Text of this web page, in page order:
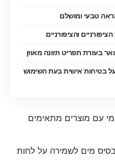
טבעי ומושלם
בטיחות אישית בעת השימוש
עם מוצרים מתאימים
מים לשמירה על לחות